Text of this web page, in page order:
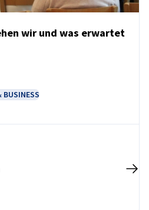
wir und was erwartet
BUSINESS